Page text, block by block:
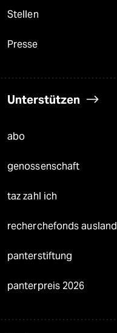
Stellen
Presse
Unterstützen
abo
genossenschaft
taz zahl ich
recherchefonds ausland
panterstiftung
panterpreis 2026